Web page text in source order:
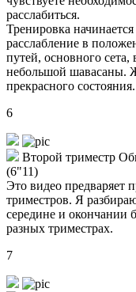
расслабиться.
Тренировка
расслабление в
путей, основного
небольшой шавасаны.
прекрасного состояния.
6
Второй триместр
(6"11)
Это видео предваряет
триместров. Я
середине и окончании
разных триместрах.
7